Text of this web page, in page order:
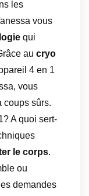
les
vous
qui
au cryo
4 en 1
vous
coups sûrs.
A quoi sert-
le corps.
ou
demandes